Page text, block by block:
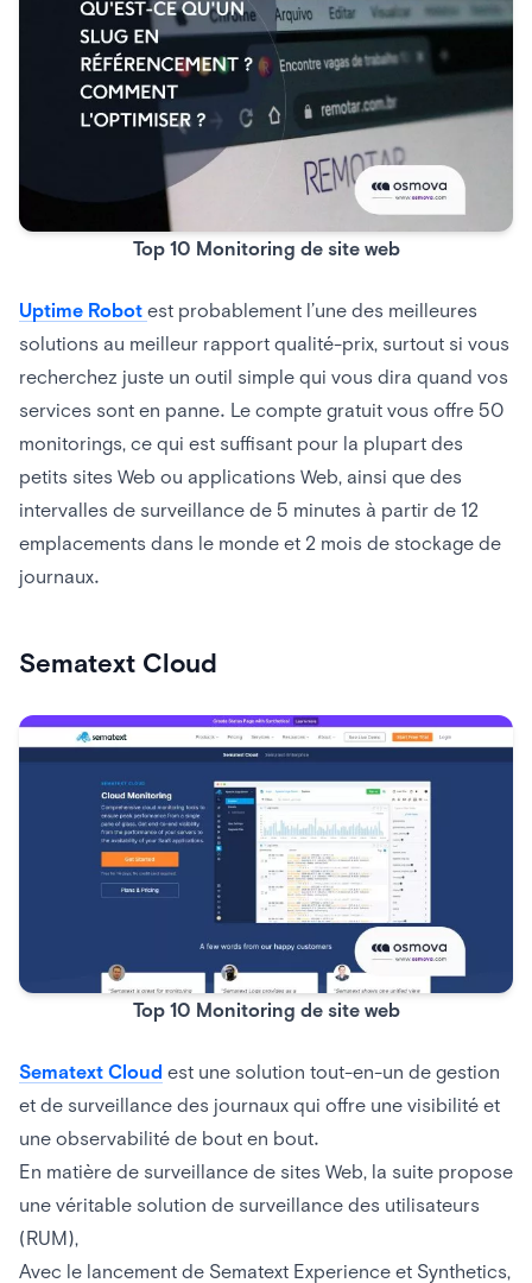
Top 10 Monitoring de site web
Uptime Robot est probablement l’une des meilleures
solutions au meilleur rapport qualité-prix, surtout si vous
recherchez juste un outil simple qui vous dira quand vos
services sont en panne. Le compte gratuit vous offre 50
monitorings, ce qui est suffisant pour la plupart des
petits sites Web ou applications Web, ainsi que des
intervalles de surveillance de 5 minutes à partir de 12
emplacements dans le monde et 2 mois de stockage de
journaux.
Sematext Cloud
Top 10 Monitoring de site web
Sematext Cloud est une solution tout-en-un de gestion
et de surveillance des journaux qui offre une visibilité et
une observabilité de bout en bout.
En matière de surveillance de sites Web, la suite propose
une véritable solution de surveillance des utilisateurs
(RUM),
Avec le lancement de Sematext Experience et Synthetics,